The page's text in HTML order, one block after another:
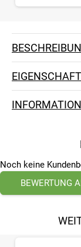
Noch keine
BEWERTUNG